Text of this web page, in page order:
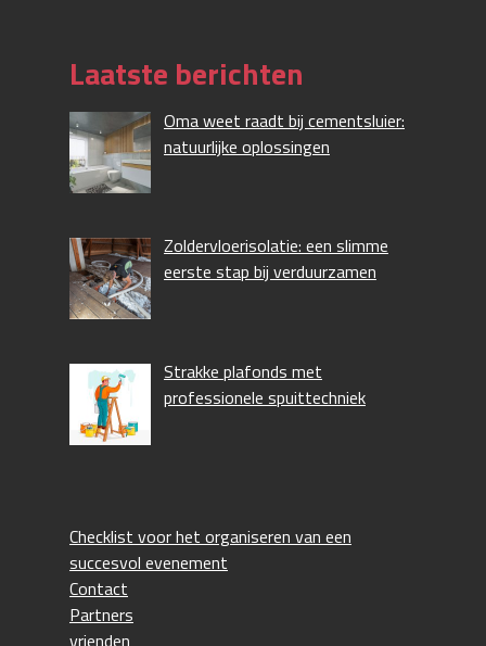
Laatste berichten
Oma weet raadt bij cementsluier:
natuurlijke oplossingen
Zoldervloerisolatie: een slimme
eerste stap bij verduurzamen
Strakke plafonds met
professionele spuittechniek
Checklist voor het organiseren van een
succesvol evenement
Contact
Partners
vrienden